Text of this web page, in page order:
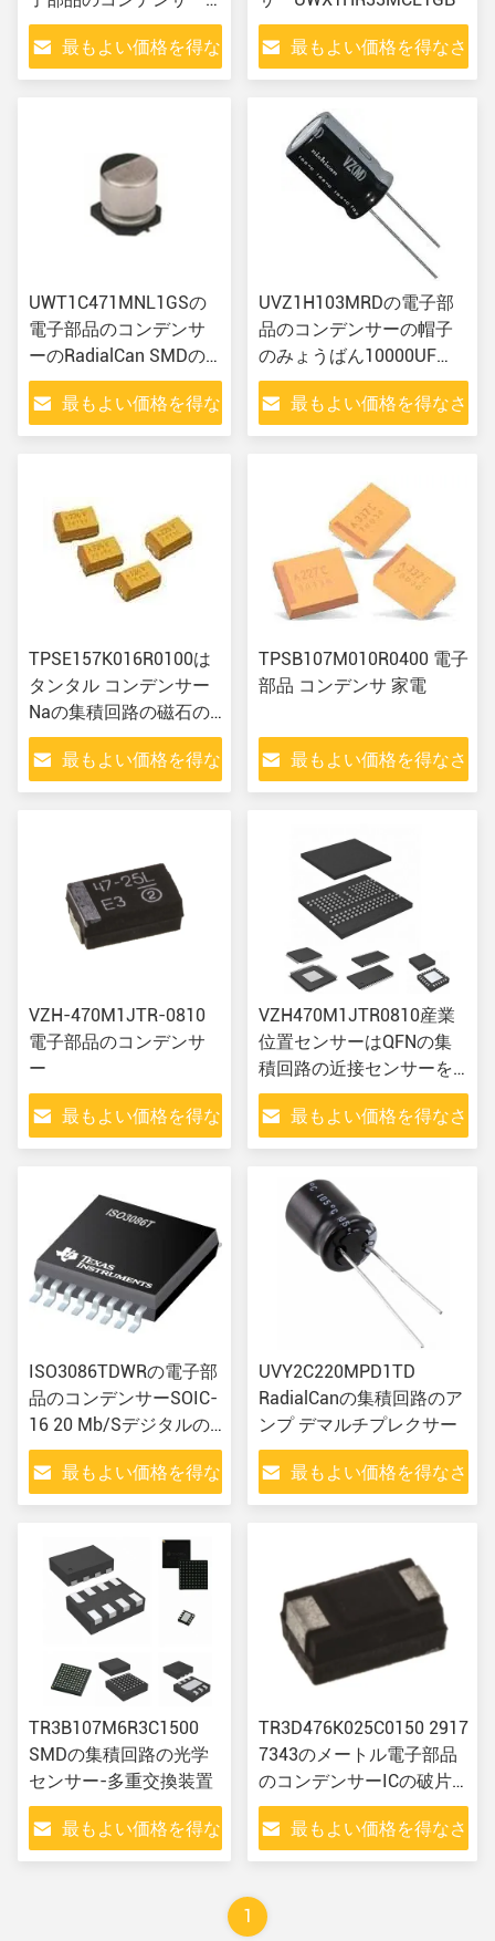
の破片サポートBOM
最もよい価格を得な 最もよい価格を得なさ
UWT1C471MNL1GSの
電子部品のコンデンサ
ーのRadialCan SMDの
集積回路のコントロー
ラー最もよい価格を得な
UVZ1H103MRDの電子部
品のコンデンサーの帽子
のみょうばん10000UF
20%の50V放射状のもの
最もよい価格を得なさ
TPSE157K016R0100は
タンタル コンデンサー
Naの集積回路の磁石の
双安定回路を形成した
最もよい価格を得な
TPSB107M010R0400 電子
部品 コンデンサ 家電
最もよい価格を得なさ
VZH-470M1JTR-0810
電子部品のコンデンサ
ー
最もよい価格を得な
VZH470M1JTR0810産業
位置センサーはQFNの集
積回路の近接センサーを
曲げる
最もよい価格を得なさ
ISO3086TDWRの電子部
品のコンデンサーSOIC-
16 20 Mb/Sデジタルの
アイソレーターはICをイ
ンターフェイスさせる
最もよい価格を得な
UVY2C220MPD1TD
RadialCanの集積回路のア
ンプ デマルチプレクサー
最もよい価格を得なさ
TR3B107M6R3C1500
SMDの集積回路の光学
センサー-多重交換装置
最もよい価格を得な
TR3D476K025C0150 2917
7343のメートル電子部品
のコンデンサーICの破片
サポートBOM
最もよい価格を得なさ
1